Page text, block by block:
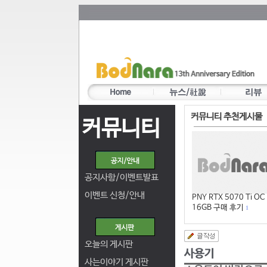
커뮤니티
공지사항/이벤트발표
이벤트 신청/안내
오늘의 게시판
사는이야기 게시판
커뮤니티 추천게시물
PNY RTX 5070 Ti OC
16GB 구매 후기
1